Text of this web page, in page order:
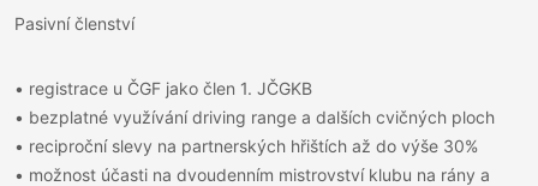
Pasivní členství
• registrace u ČGF jako člen 1. JČGKB
• bezplatné využívání driving range a dalších cvičných ploch
• reciproční slevy na partnerských hřištích až do výše 30%
• možnost účasti na dvoudenním mistrovství klubu na rány a